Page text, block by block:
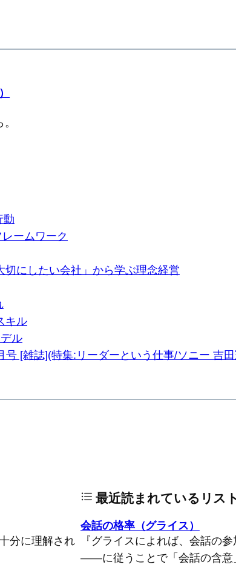
動
ームワーク
にしたい会社」から学ぶ理念経営
キル
ル
[雑誌](特集:リーダーという仕事/ソニー 吉
分に理解され
最近読まれているリスト
会話の格率（グライス）
『グライスによれば、会話の
――に従うことで「会話の含意